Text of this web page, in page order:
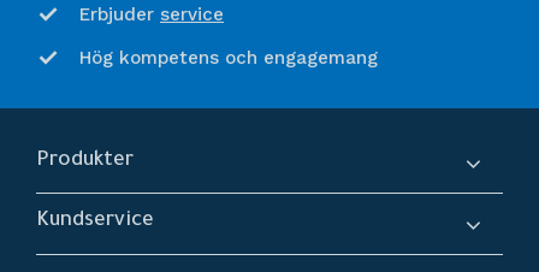
Erbjuder service
Hög kompetens och engagemang
Produkter
Kompressorer
Kundservice